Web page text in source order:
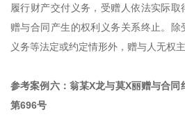
履行财产交付义务，受赠人依法实际
赠与合同产生的权利义务关系终止。
义务等法定或约定情形外，赠与人无权主
参考案例六：翁某X龙与莫X丽赠与合
第696号